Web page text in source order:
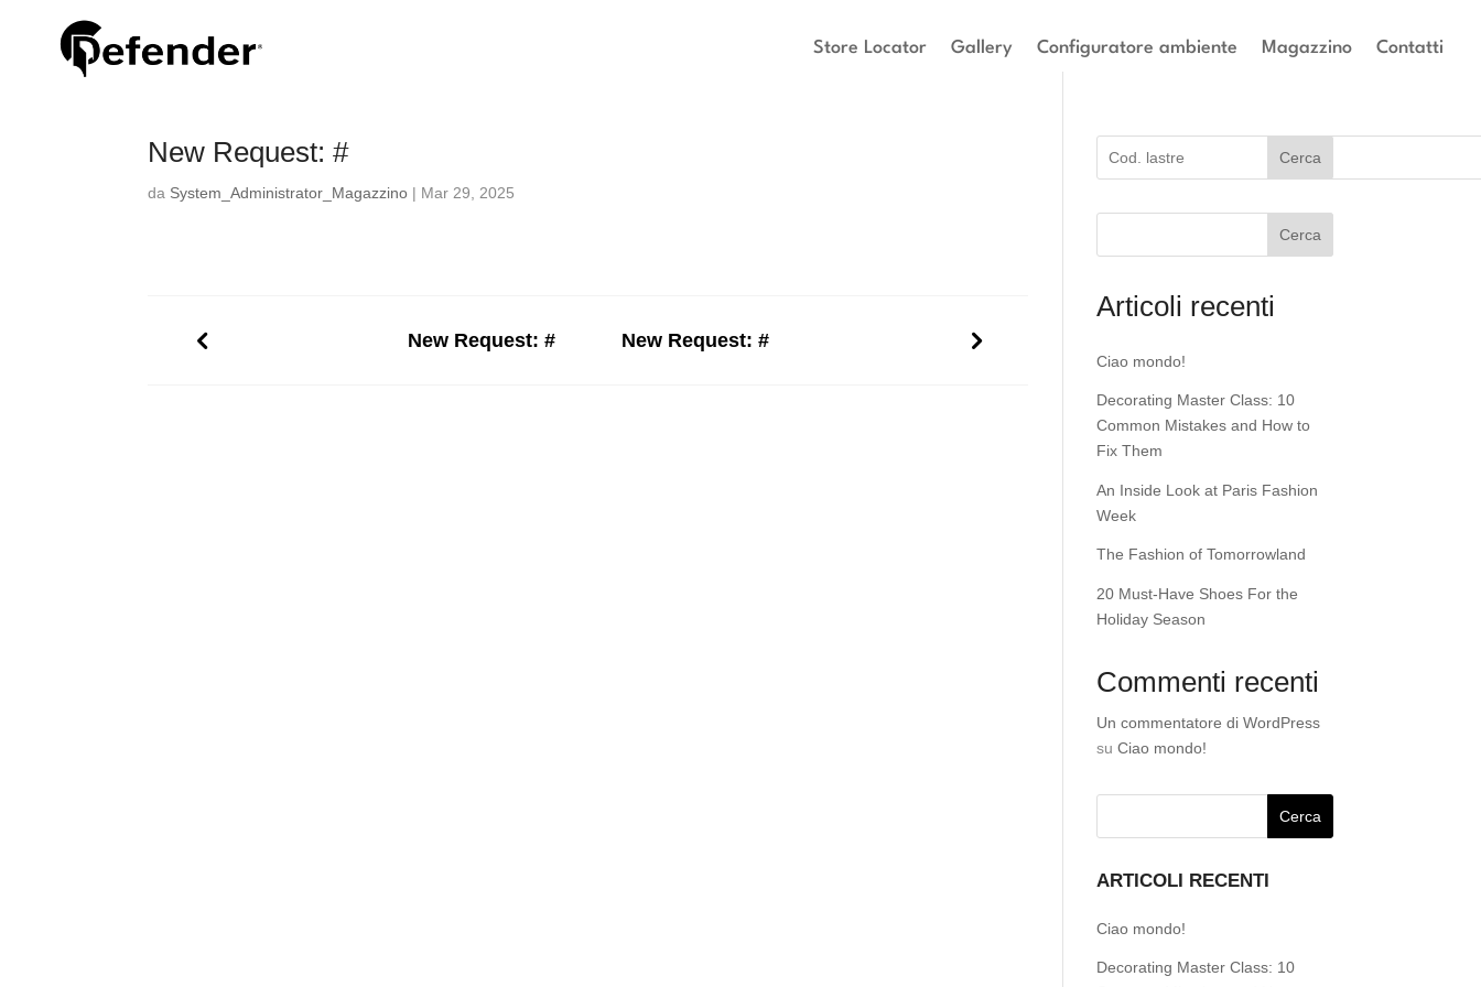
Store Locator Gallery Configuratore ambiente Magazzino Contatti
New Request: #
da System_Administrator_Magazzino | Mar 29, 2025
New Request: # New Request: #
Cerca
Cerca
Articoli recenti
Ciao mondo!
Decorating Master Class: 10
Common Mistakes and How to
Fix Them
An Inside Look at Paris Fashion
Week
The Fashion of Tomorrowland
20 Must-Have Shoes For the
Holiday Season
Commenti recenti
Un commentatore di WordPress
su Ciao mondo!
ARTICOLI RECENTI
Ciao mondo!
Decorating Master Class: 10